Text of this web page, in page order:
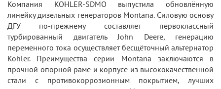
Компания KOHLER-SDMO выпустила обновлённую
линейку дизельных генераторов Montana. Силовую основу
ДГУ по-прежнему составляет первоклассный
турбированный двигатель John Deere, генерацию
переменного тока осуществляет бесщёточный альтернатор
Kohler. Преимущества серии Montana заключаются в
прочной опорной раме и корпусе из высококачественной
стали с противокоррозионным покрытием, лучших